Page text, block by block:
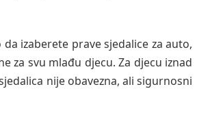
izaberete prave sjedalice za auto,
za svu mlađu djecu. Za djecu iznad
nije obavezna, ali sigurnosni